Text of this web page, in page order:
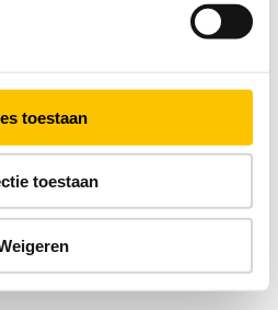
toestaan
toestaan